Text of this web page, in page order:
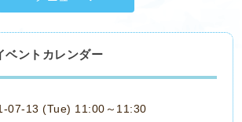
ベントカレンダー
07-13 (Tue) 11:00～11:30